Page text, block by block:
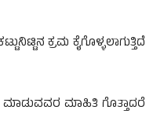
ಕ್ರಮ ಕೈಗೊಳ್ಳಲಾಗುತ್ತಿದೆ
ಮಾಹಿತಿ ಗೊತ್ತಾದರೆ